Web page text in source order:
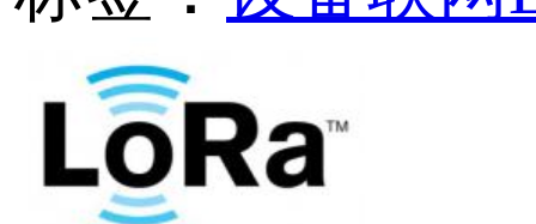
RS485数据远距离传输
LoRa无线测控终端